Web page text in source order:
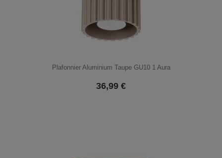
Plafonnier Aluminium Taupe GU10 1 Aura
36,99 €